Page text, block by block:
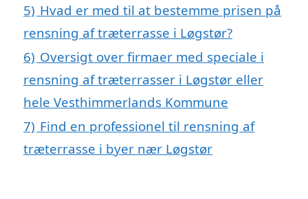
5) Hvad er med til at bestemme prisen på
rensning af træterrasse i Løgstør?
6) Oversigt over firmaer med speciale i
rensning af træterrasser i Løgstør eller
hele Vesthimmerlands Kommune
7) Find en professionel til rensning af
træterrasse i byer nær Løgstør